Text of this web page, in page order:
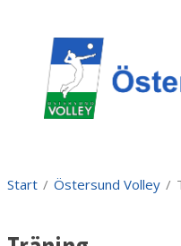
Start / Östersund Volley /